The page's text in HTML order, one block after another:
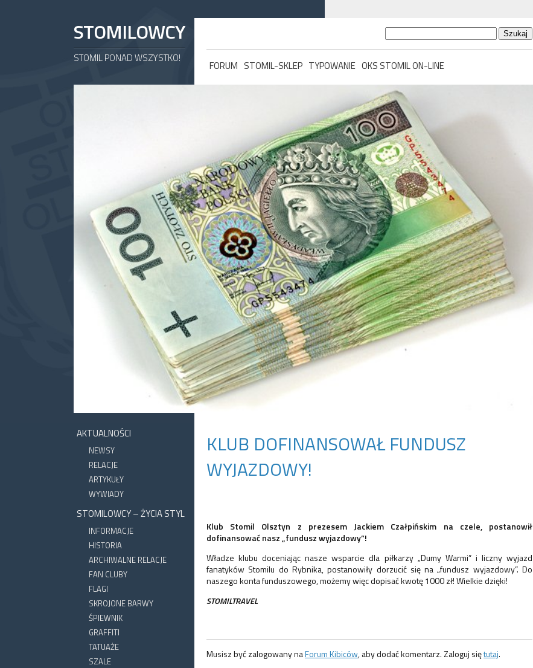
STOMILOWCY
STOMIL PONAD WSZYSTKO!
FORUM STOMIL-SKLEP TYPOWANIE OKS STOMIL ON-LINE
AKTUALNOŚCI
NEWSY
RELACJE
ARTYKUŁY
WYWIADY
STOMILOWCY – ŻYCIA STYL
INFORMACJE
HISTORIA
ARCHIWALNE RELACJE
FAN CLUBY
FLAGI
SKROJONE BARWY
ŚPIEWNIK
GRAFFITI
TATUAŻE
SZALE
KLUB DOFINANSOWAŁ FUNDUSZ
WYJAZDOWY!
Klub Stomil Olsztyn z prezesem Jackiem Czałpińskim na czele, postanowił
dofinansować nasz „fundusz wyjazdowy”!
Władze klubu doceniając nasze wsparcie dla piłkarzy „Dumy Warmi” i liczny wyjazd
fanatyków Stomilu do Rybnika, postanowiły dorzucić się na „fundusz wyjazdowy”. Do
naszego kontafunduszowego, możemy więc dopisać kwotę 1000 zł! Wielkie dzięki!
STOMILTRAVEL
Musisz być zalogowany naForum Kibiców, aby dodać komentarz. Zaloguj siętutaj.